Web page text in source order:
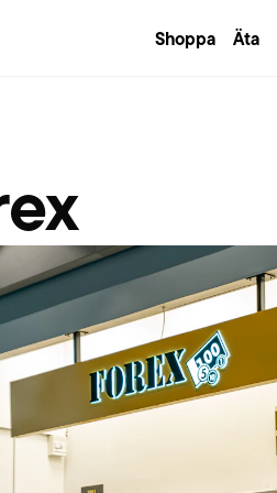
Shoppa Äta